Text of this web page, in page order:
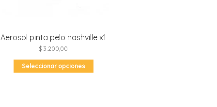
Aerosol pinta pelo nashville x1
$3.200,00
Seleccionar opciones
Este
tiene